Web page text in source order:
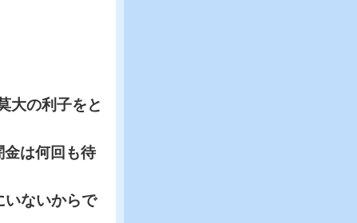
大の利子をと
は何回も待
いないからで